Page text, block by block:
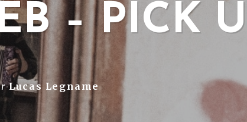
– PICK
Lucas Legname